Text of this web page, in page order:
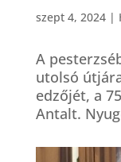
szept 4, 2024|
A
utolsó
edzőjét, a
Antalt.